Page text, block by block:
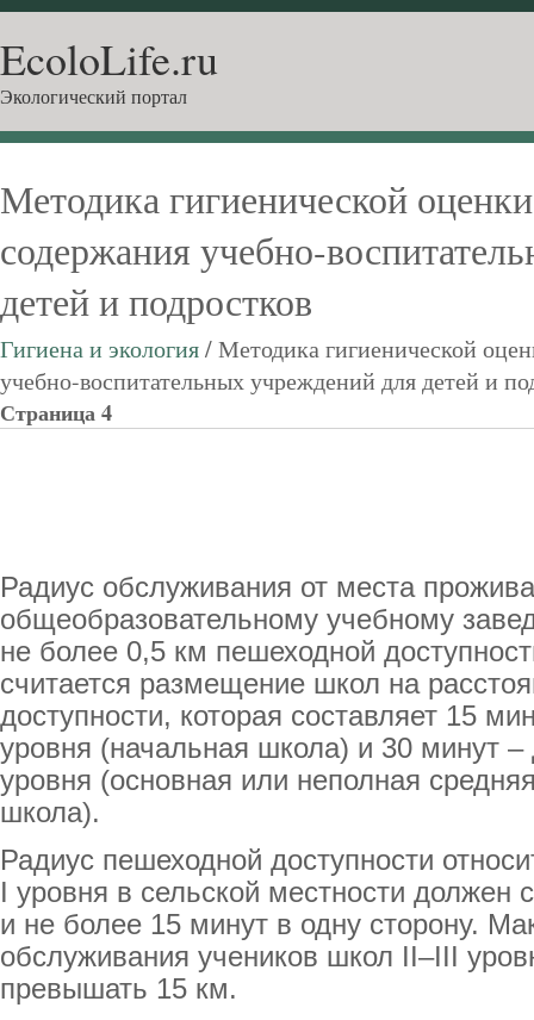
EcoloLife.ru
Экологический портал
Методика гигиенической
содержания учебно-
детей и подростков
Гигиена и экология/ Методика гигиенической
учебно-воспитательных учреждений для детей и
Страница 4
Радиус обслуживания от места
общеобразовательному учебному
не более 0,5 км пешеходной
считается размещение школ на
доступности, которая составляет 15
уровня (начальная школа) и 30 минут
уровня (основная или неполная
школа).
Радиус пешеходной доступности
I уровня в сельской местности должен
и не более 15 минут в одну сторону.
обслуживания учеников школ II–III
превышать 15 км.